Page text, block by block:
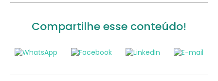
Compartilhe esse conteúdo!